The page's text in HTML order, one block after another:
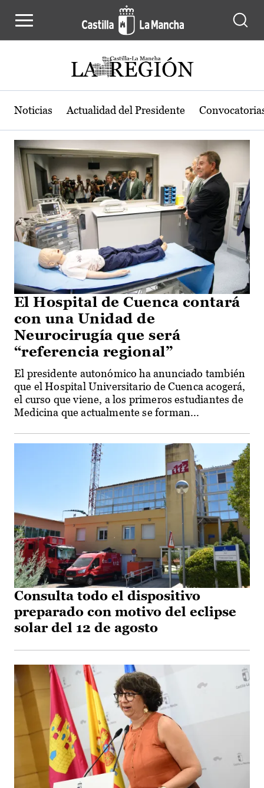
Actualidad de la región de Castilla-
Noticias Actualidad del Presidente
El Hospital de Cuenca contará
con una Unidad de
Neurocirugía que será
“referencia regional”
El presidente autonómico ha anunciado también
que el Hospital Universitario de Cuenca acogerá,
el curso que viene, a los primeros estudiantes de
Medicina que actualmente se forman...
Consulta todo el dispositivo
preparado con motivo del eclipse
solar del 12 de agosto